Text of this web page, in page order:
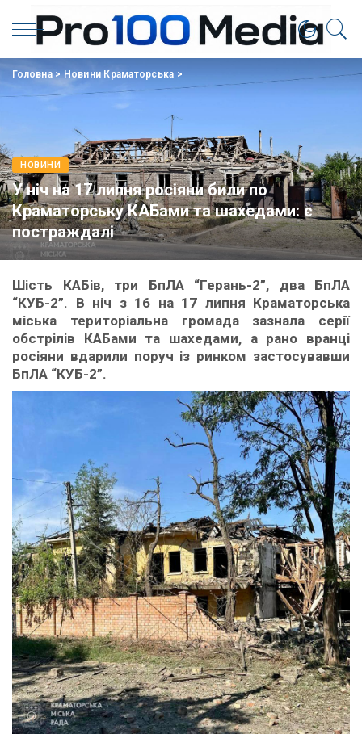
Головна>Новини Краматорська >
НОВИНИ
У ніч на 17 липня росіяни били по
Краматорську КАБами та шахедами: є
постраждалі
Шість КАБів, три БпЛА “Герань-2”, два БпЛА
“КУБ-2”. В ніч з 16 на 17 липня Краматорська
міська територіальна громада зазнала серії
обстрілів КАБами та шахедами, а рано вранці
росіяни вдарили поруч із ринком застосувавши
БпЛА “КУБ-2”.